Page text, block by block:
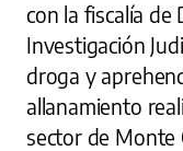
con la fiscalía de
Investigación
droga y
allanamiento
sector de Monte